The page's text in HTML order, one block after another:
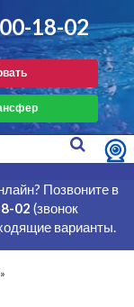
18-02
Позвоните в
02 (звонок
варианты.